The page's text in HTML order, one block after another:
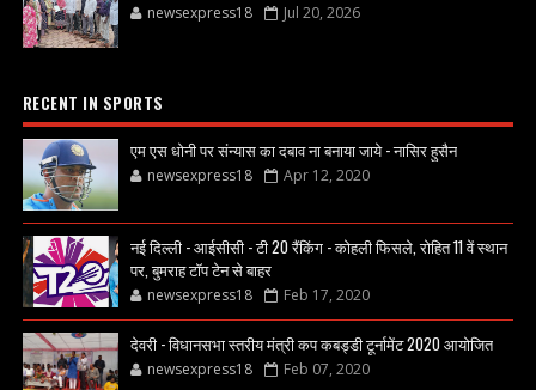
newsexpress18 Jul 20, 2026
RECENT IN SPORTS
एम एस धोनी पर संन्यास का दबाव ना बनाया जाये - नासिर हुसैन
newsexpress18 Apr 12, 2020
नई दिल्ली - आईसीसी - टी 20 रैंकिंग - कोहली फिसले, रोहित 11 वें स्थान
पर, बुमराह टॉप टेन से बाहर
newsexpress18 Feb 17, 2020
देवरी - विधानसभा स्तरीय मंत्री कप कबड्डी टूर्नामेंट 2020 आयोजित
newsexpress18 Feb 07, 2020